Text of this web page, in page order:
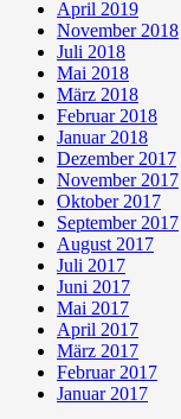
April 2019
November 2018
Juli 2018
Mai 2018
März 2018
Februar 2018
Januar 2018
Dezember 2017
November 2017
Oktober 2017
September 2017
August 2017
Juli 2017
Juni 2017
Mai 2017
April 2017
März 2017
Februar 2017
Januar 2017